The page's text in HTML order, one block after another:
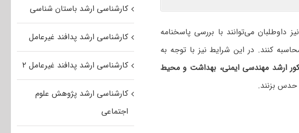
داوطلبان می‌توانند با بررسی پاسخنامه
کنند. در این شرایط نیز با توجه به
ارشد مهندسی ایمنی، بهداشت و محیط
حدس بزنند.
کارشناسی ارشد باستان شناسی
کارشناسی ارشد پدافند غیرعامل
کارشناسی ارشد پدافند غیرعامل ۲
کارشناسی ارشد پژوهش علوم
اجتماعی